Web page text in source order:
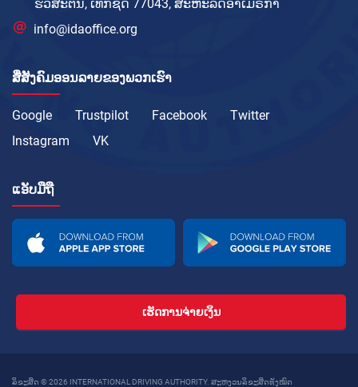
ຮິວສະຕັນ, ເທັກຊັດ 77043, ສະຫະລັດອາເມຣິກາ
info@idaoffice.org
ສື່ສັງຄົມອອນລາຍຂອງພວກເຮົາ
Google Trustpilot Facebook
Twitter
Instagram
VK
ແອັບມືຖື
ເຮັດການຈ່າຍເງິນ
ລິຂະສິດ © 2026 INTERNATIONAL DRIVING AUTHORITY. ສະຫງວນລິຂະສິດທັງໝົດ